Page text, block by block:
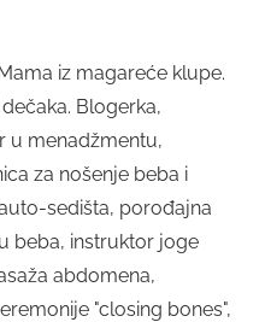
iz magareće klupe.
Blogerka,
u menadžmentu,
za nošenje beba i
sedišta, porođajna
beba, instruktor joge
abdomena,
"closing bones",